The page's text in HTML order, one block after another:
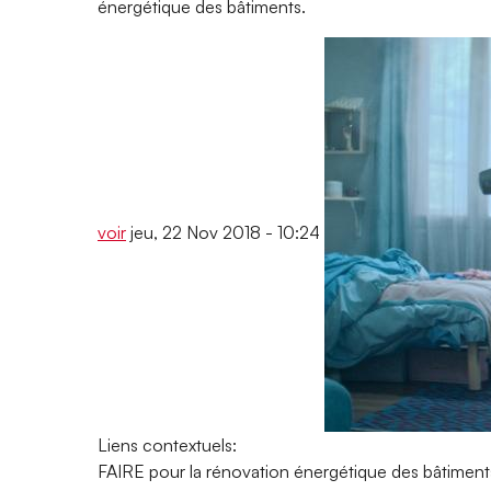
énergétique des bâtiments.
voir jeu, 22 Nov 2018 - 10:24
Liens contextuels:
FAIRE pour la rénovation énergétique des